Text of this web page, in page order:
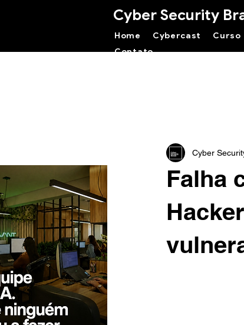
Cyber Security
Home Cybercast Curso
Contato
Falha
Cyber